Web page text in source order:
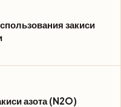
закиси
азота (N2O)